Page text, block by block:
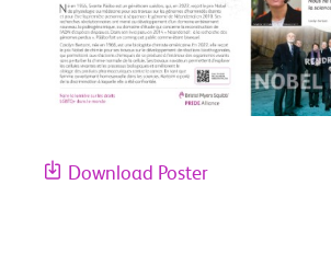
Download Poster